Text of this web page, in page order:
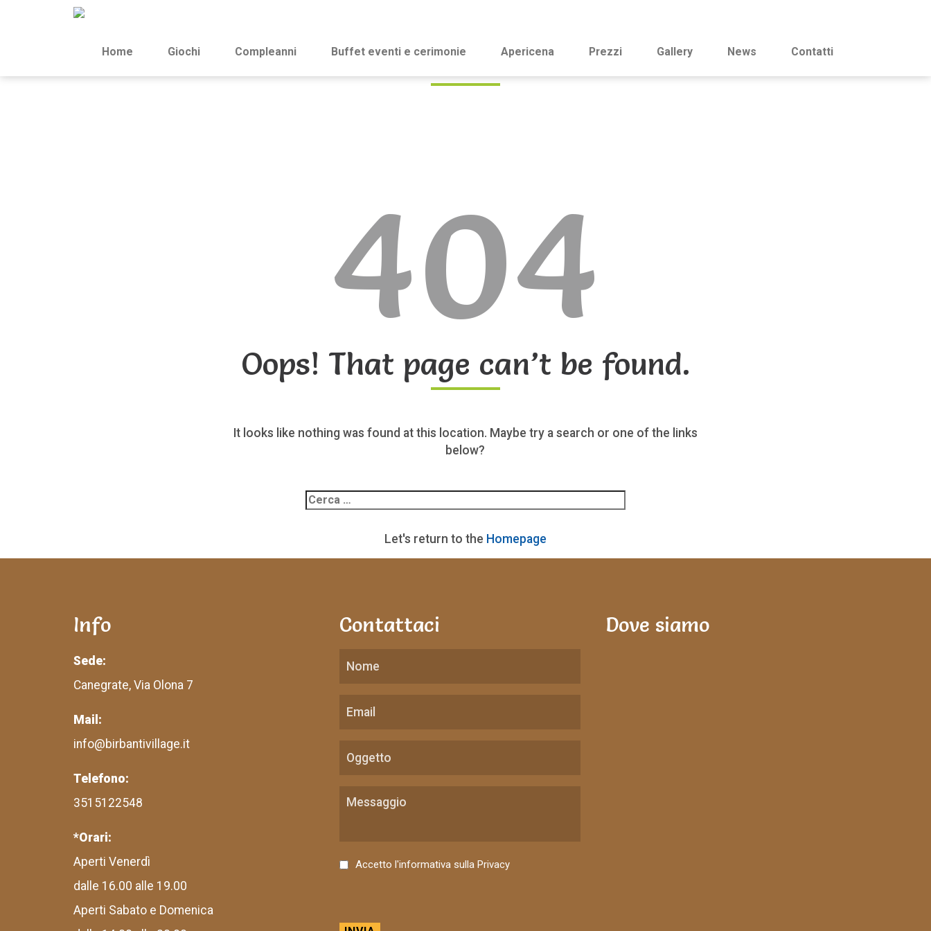
Home Giochi Compleanni Buffet eventi e cerimonie Apericena Prezzi Gallery News Contatti
404
Oops! That page can’t be found.
It looks like nothing was found at this location. Maybe try a search or one of the links
below?
per:
Let's return to the Homepage
Info
Sede:
Canegrate, Via Olona 7
Mail:
info@birbantivillage.it
Telefono:
3515122548
*Orari:
Aperti Venerdì
dalle 16.00 alle 19.00
Aperti Sabato e Domenica
Contattaci
C
e
Accetto l'informativa sulla Privacy
Dove siamo